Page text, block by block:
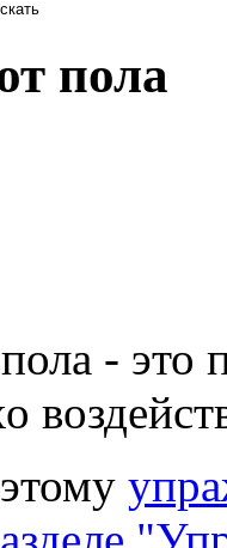
пола
- это